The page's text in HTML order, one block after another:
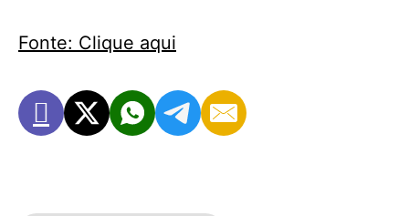
Fonte: Clique aqui